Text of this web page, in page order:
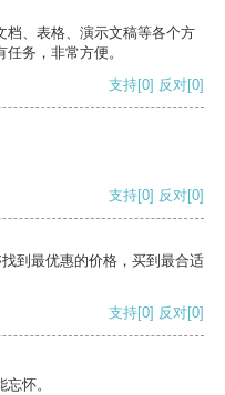
档、表格、演示文稿等各个方
务，非常方便。
支持[0] 反对[0]
支持[0] 反对[0]
到最优惠的价格，买到最合适
支持[0] 反对[0]
怀。